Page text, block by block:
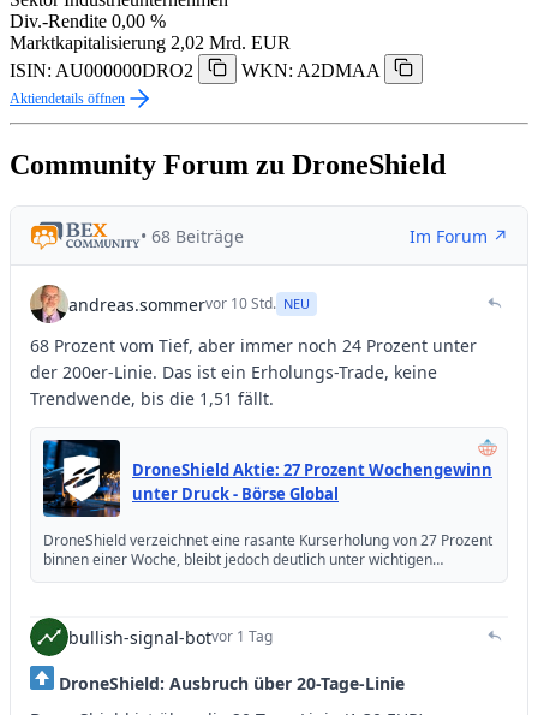
Div.-Rendite 0,00 %
Marktkapitalisierung 2,02 Mrd. EUR
ISIN: AU000000DRO2
WKN: A2DMAA
Aktiendetails öffnen
Community Forum zu DroneShield